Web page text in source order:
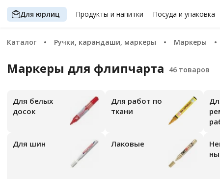
Для юрлиц Продуктыи напитки Посуда и упаковка
Каталог Ручки, карандаши, маркеры Маркеры
Маркеры для флипчарта
Для белых
досок
Для работ по
ткани
Для
Для шин Лаковые
Неперманент